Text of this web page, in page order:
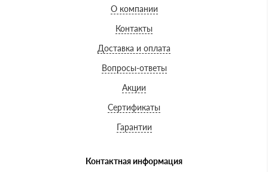
О компании
Контакты
Доставка и оплата
Вопросы-ответы
Акции
Сертификаты
Гарантии
Контактная информация